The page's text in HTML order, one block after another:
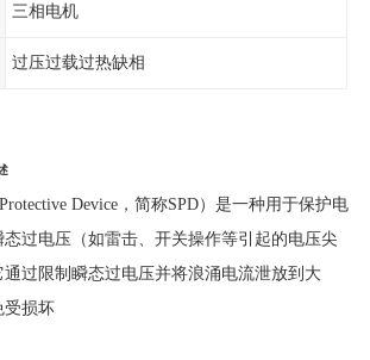
三相电机
过压过载过热缺相
Device，简称SPD）是一种用于保护电
过电压（如雷击、开关操作等引起的电压尖
过限制瞬态过电压并将浪涌电流泄放到大
受损坏